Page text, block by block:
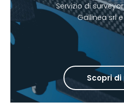
Servizio di
Gallinea srl
Scopri di